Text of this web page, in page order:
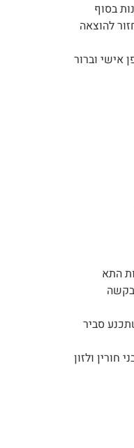
בסוף
להוצאה
אישי וברור
התא
בקשה
סביר
ולזון